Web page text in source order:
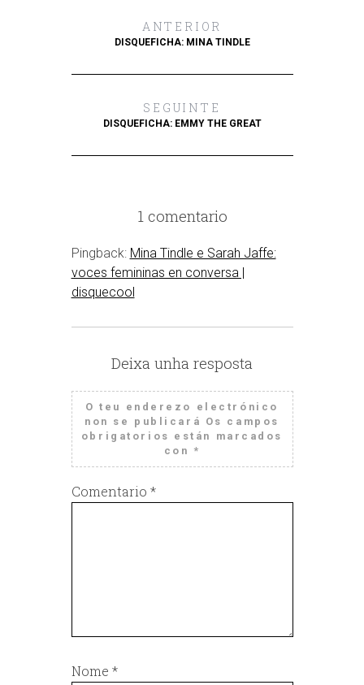
ANTERIOR
DISQUEFICHA: MINA TINDLE
SEGUINTE
DISQUEFICHA: EMMY THE GREAT
1 comentario
Pingback: Mina Tindle e Sarah Jaffe:
voces femininas en conversa |
disquecool
Deixa unha resposta
O teu enderezo electrónico
non se publicará Os campos
obrigatorios están marcados
con *
Comentario *
Nome *